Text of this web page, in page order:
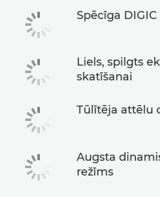
Spēcīga
Liels, spilgts
skatīšanai
Tūlītēja attēlu
Augsta
režīms